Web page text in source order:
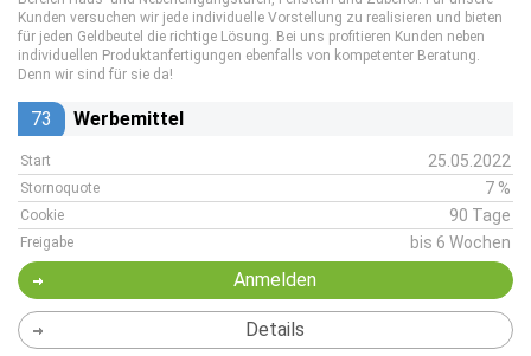
Kunden versuchen wir jede individuelle Vorstellung zu realisieren und bieten
für jeden Geldbeutel die richtige Lösung. Bei uns profitieren Kunden neben
individuellen Produktanfertigungen ebenfalls von kompetenter Beratung.
Denn wir sind für sie da!
73 Werbemittel
Start 25.05.2022
Stornoquote 7 %
Cookie 90 Tage
Freigabe bis 6 Wochen
Anmelden
Details